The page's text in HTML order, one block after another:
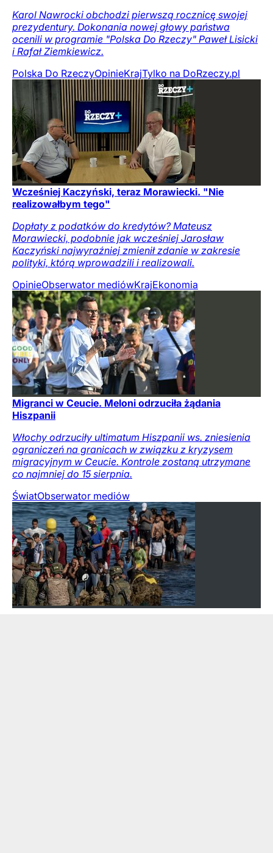
Karol Nawrocki obchodzi pierwszą rocznicę swojej
prezydentury. Dokonania nowej głowy państwa
ocenili w programie "Polska Do Rzeczy" Paweł Lisicki
i Rafał Ziemkiewicz.
Polska Do RzeczyOpinieKrajTylko na DoRzeczy.pl
Wcześniej Kaczyński, teraz Morawiecki. "Nie
realizowałbym tego"
Dopłaty z podatków do kredytów? Mateusz
Morawiecki, podobnie jak wcześniej Jarosław
Kaczyński najwyraźniej zmienił zdanie w zakresie
polityki, którą wprowadzili i realizowali.
OpinieObserwator mediówKrajEkonomia
Migranci w Ceucie. Meloni odrzuciła żądania
Hiszpanii
Włochy odrzuciły ultimatum Hiszpanii ws. zniesienia
ograniczeń na granicach w związku z kryzysem
migracyjnym w Ceucie. Kontrole zostaną utrzymane
co najmniej do 15 sierpnia.
ŚwiatObserwator mediów